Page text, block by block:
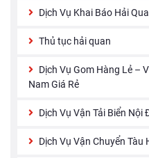
Dịch Vụ Khai Báo Hải
Thủ tục hải quan
Dịch Vụ Gom Hàng Lẻ –
Nam Giá Rẻ
Dịch Vụ Vận Tải Biển Nội
Dịch Vụ Vận Chuyển Tàu